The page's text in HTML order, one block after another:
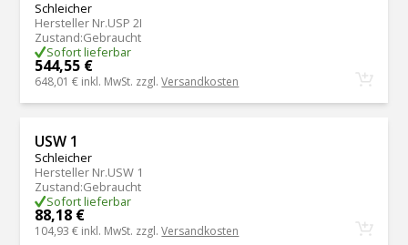
Schleicher
Hersteller Nr.USP 2I
Zustand:Gebraucht
Sofort lieferbar
544,55 €
648,01 € inkl. MwSt. zzgl.Versandkosten
USW 1
Schleicher
Hersteller Nr.USW 1
Zustand:Gebraucht
Sofort lieferbar
88,18 €
104,93 € inkl. MwSt. zzgl.Versandkosten